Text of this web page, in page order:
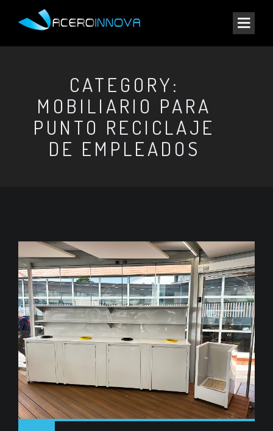
CATEGORY:
MOBILIARIO PARA
PUNTO RECICLAJE
DE EMPLEADOS